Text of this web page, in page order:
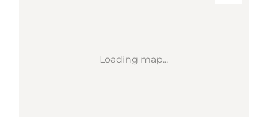
Loading map...